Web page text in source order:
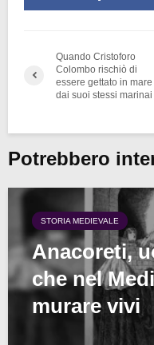
Quando Cristoforo
Colombo rischiò di
essere gettato in mare
dai suoi stessi marinai
Potrebbero
STORIA MEDIEVALE
Anacoreti,
che nel
murare vivi